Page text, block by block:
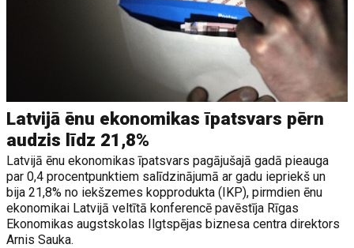
Latvijā ēnu ekonomikas īpatsvars pērn
audzis līdz 21,8%
Latvijā ēnu ekonomikas īpatsvars pagājušajā gadā pieauga
par 0,4 procentpunktiem salīdzinājumā ar gadu iepriekš un
bija 21,8% no iekšzemes kopprodukta (IKP), pirmdien ēnu
ekonomikai Latvijā veltītā konferencē pavēstīja Rīgas
Ekonomikas augstskolas Ilgtspējas biznesa centra direktors
Arnis Sauka.